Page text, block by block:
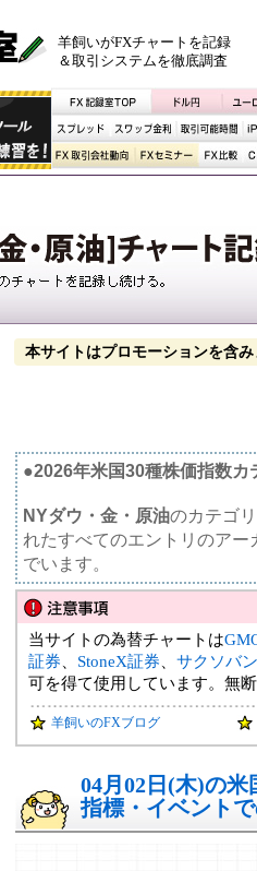
羊飼いがFXチャートを記録
＆取引システムを徹底調査
本サイトはプロモーションを含み
●2026年米国30種株価指数カ
NYダウ・金・原油のカテゴリ
れたすべてのエントリのア
でいます。
当サイトの為替チャートは
証券
StoneX証券
サクソバ
可を得て使用しています。無
羊飼いのFXブログ
04月02日(木)の
指標・イベント